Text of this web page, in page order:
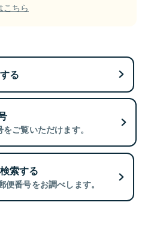
こちら
る
ご覧いただけます。
索する
番号をお調べします。